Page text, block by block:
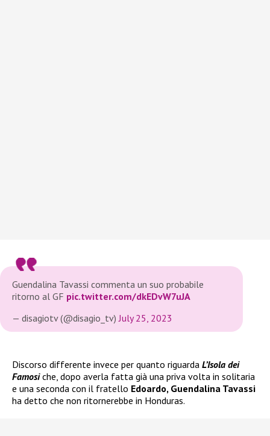
Guendalina Tavassi commenta un suo probabile
ritorno al GF pic.twitter.com/dkEDvW7uJA
— disagiotv (@disagio_tv)July 25, 2023
Discorso differente invece per quanto riguarda L’Isola dei
Famosiche, dopo averla fatta già una priva volta in solitaria
e una seconda con il fratello Edoardo, Guendalina Tavassi
ha detto che non ritornerebbe in Honduras.